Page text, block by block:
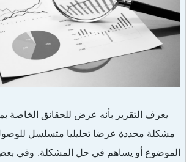
يعرف التقرير بأنه عرض للحقائق الخاصة
مشكلة محددة عرضا تحليليا متسلسل
الموضوع أو يساهم في حل المشكلة. وفي بعض